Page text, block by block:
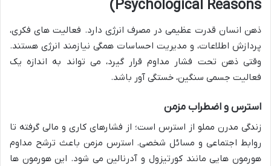
Psychological Reasons)
ذهن انسان قدرت عظیمی در مصرف انرژی دارد. فعالیت های فکری،
پردازش اطلاعات، و مدیریت احساسات همگی نیازمند انرژی هستند.
وقتی ذهن تحت فشار مداوم قرار گیرد، می تواند به اندازه یک
فعالیت جسمی سنگین، خستگی آور باشد.
استرس و اضطراب مزمن
زندگی مدرن مملو از استرس است؛ از فشارهای کاری و مالی گرفته تا
روابط اجتماعی و مسائل شخصی. استرس مزمن باعث ترشح مداوم
هورمون هایی مانند کورتیزول و آدرنالین می شود. این هورمون ها